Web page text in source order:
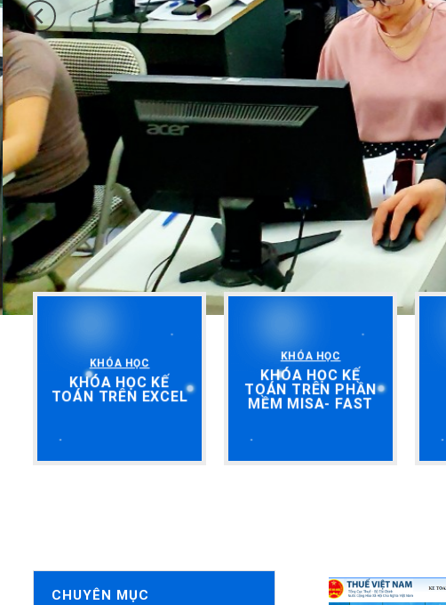
KHÓA HỌC
KHÓA HỌC KẾ
TOÁN TRÊN EXCEL
KHÓA HỌC
KHÓA HỌC KẾ
TOÁN TRÊN PHẦN
MỀM MISA- FAST
CHUYÊN MỤC